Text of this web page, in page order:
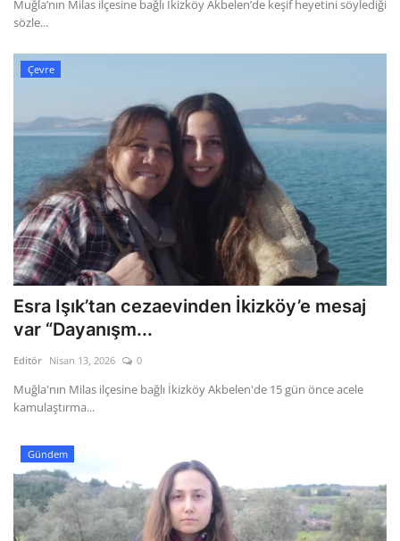
Muğla’nın Milas ilçesine bağlı İkizköy Akbelen’de keşif heyetini söylediği
sözle...
Çevre
Esra Işık’tan cezaevinden İkizköy’e mesaj
var “Dayanışm...
Editör Nisan 13, 2026 0
Muğla'nın Milas ilçesine bağlı İkizköy Akbelen'de 15 gün önce acele
kamulaştırma...
Gündem